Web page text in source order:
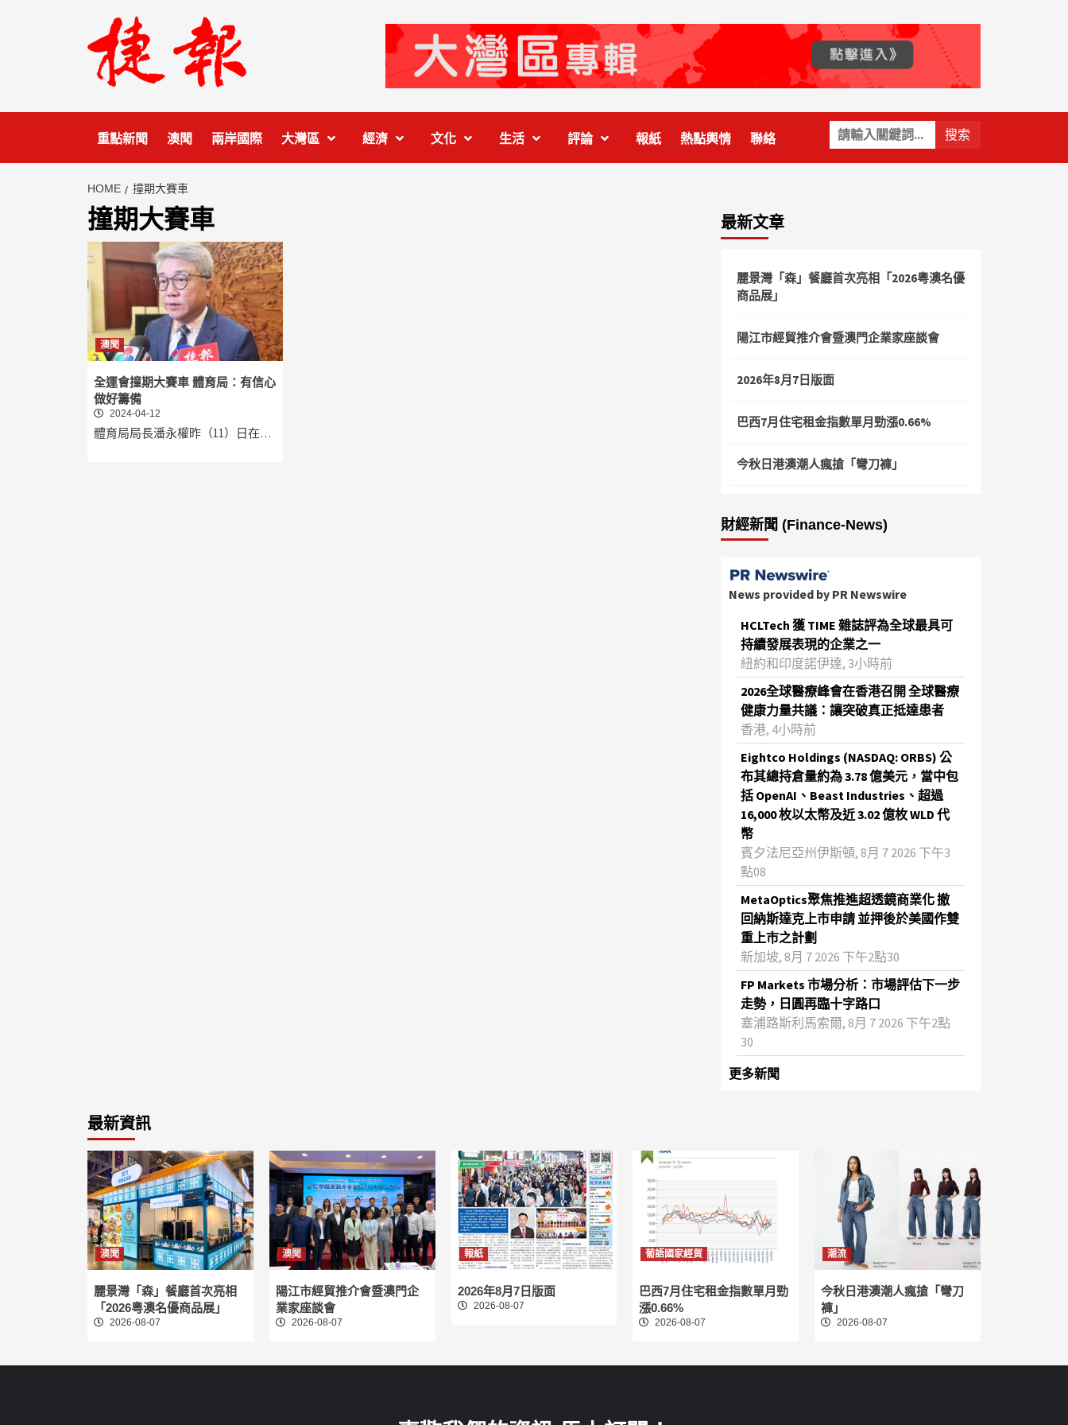
關
鍵
字:
重點新聞 澳聞 兩岸國際 大灣區 經濟 文化 生活 評論 報紙 熱點輿情 聯絡
HOME 撞期大賽車
撞期大賽車
澳聞
全運會撞期大賽車 體育局：有信心
做好籌備
2024-04-12
體育局局長潘永權昨（11）日在…
最新文章
麗景灣「森」餐廳首次亮相「2026粵澳名優
商品展」
陽江市經貿推介會暨澳門企業家座談會
2026年8月7日版面
巴西7月住宅租金指數單月勁漲0.66%
今秋日港澳潮人瘋搶「彎刀褲」
財經新聞 (Finance-News)
News provided by PR Newswire
HCLTech 獲 TIME 雜誌評為全球最具可
持續發展表現的企業之一
紐約和印度諾伊達, 3小時前
2026全球醫療峰會在香港召開 全球醫療
健康力量共議：讓突破真正抵達患者
香港, 4小時前
Eightco Holdings (NASDAQ: ORBS) 公
布其總持倉量約為 3.78 億美元，當中包
括 OpenAI、Beast Industries、超過
16,000 枚以太幣及近 3.02 億枚 WLD 代
幣
賓夕法尼亞州伊斯頓, 8月 7 2026 下午3
點08
MetaOptics聚焦推進超透鏡商業化 撤
回納斯達克上市申請 並押後於美國作雙
重上市之計劃
新加坡, 8月 7 2026 下午2點30
FP Markets 市場分析：市場評估下一步
走勢，日圓再臨十字路口
塞浦路斯利馬索爾, 8月 7 2026 下午2點
30
更多新聞
最新資訊
澳聞
麗景灣「森」餐廳首次亮相
「2026粵澳名優商品展」
2026-08-07
澳聞
陽江市經貿推介會暨澳門企
業家座談會
2026-08-07
報紙
2026年8月7日版面
2026-08-07
葡語國家經貿
巴西7月住宅租金指數單月勁
漲0.66%
2026-08-07
潮流
今秋日港澳潮人瘋搶「彎刀
褲」
2026-08-07